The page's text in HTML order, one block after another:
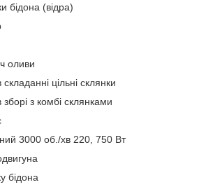
бідона (відра)
оливи
цільні склянки
з комбі склянками
3000 об./хв 220, 750 Вт
бідона